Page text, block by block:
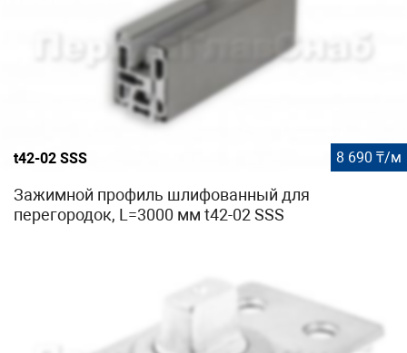
t42-02 SSS 8 690 ₸/м
Зажимной профиль шлифованный для
перегородок, L=3000 мм t42-02 SSS